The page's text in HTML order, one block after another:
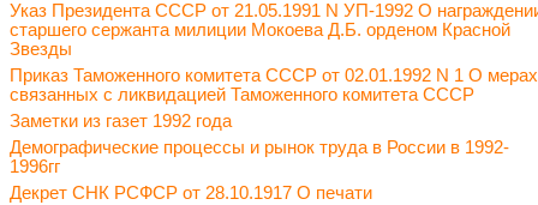
Указ Президента СССР от 21.05.1991 N УП-1992 О
старшего сержанта милиции Мокоева Д.Б. орденом Красной
Звезды
Приказ Таможенного комитета СССР от 02.01.1992 N 1 О
связанных с ликвидацией Таможенного комитета СССР
Заметки из газет 1992 года
Демографические процессы и рынок труда в России в 1992-
1996гг
Декрет СНК РСФСР от 28.10.1917 О печати